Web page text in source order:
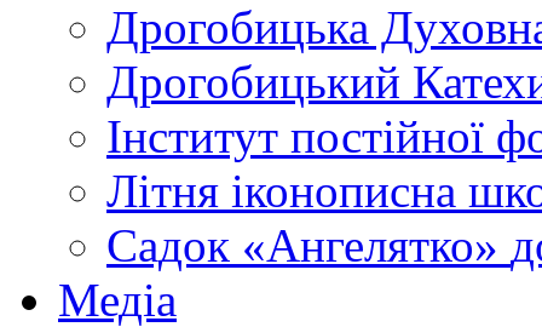
Дрогобицька
Дрогобицький
Інститут постійної
Літня іконописна
Садок «Ангелятко»
Медіа